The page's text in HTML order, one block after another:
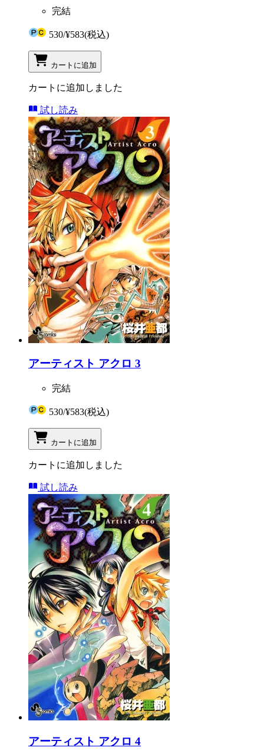
完結
530/¥583(税込)
カートに追加
カートに追加しました
試し読み
アーティスト アクロ 3
完結
530/¥583(税込)
カートに追加
カートに追加しました
試し読み
アーティスト アクロ 4